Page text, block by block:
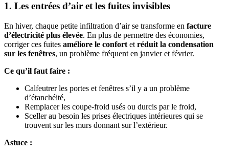
1. Les entrées d’air et les fuites invisibles
En hiver, chaque petite infiltration d’air se transforme en facture
d’électricité plus élevée. En plus de permettre des économies,
corriger ces fuites améliore le confort et réduit la condensation
sur les fenêtres, un problème fréquent en janvier et février.
Ce qu’il faut faire :
Calfeutrer les portes et fenêtres s’il y a un problème
d’étanchéité,
Remplacer les coupe-froid usés ou durcis par le froid,
Sceller au besoin les prises électriques intérieures qui se
trouvent sur les murs donnant sur l’extérieur.
Astuce :